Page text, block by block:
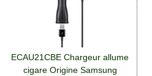
ECAU21CBE Chargeur allume
cigare Origine Samsung